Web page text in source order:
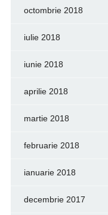
octombrie 2018
iulie 2018
iunie 2018
aprilie 2018
martie 2018
februarie 2018
ianuarie 2018
decembrie 2017